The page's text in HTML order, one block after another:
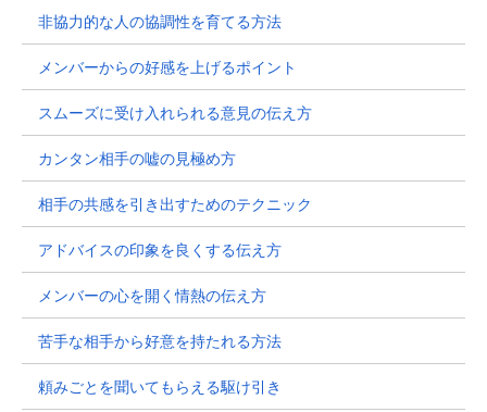
非協力的な人の協調性を育てる方法
メンバーからの好感を上げるポイント
スムーズに受け入れられる意見の伝え方
カンタン相手の嘘の見極め方
相手の共感を引き出すためのテクニック
アドバイスの印象を良くする伝え方
メンバーの心を開く情熱の伝え方
苦手な相手から好意を持たれる方法
頼みごとを聞いてもらえる駆け引き